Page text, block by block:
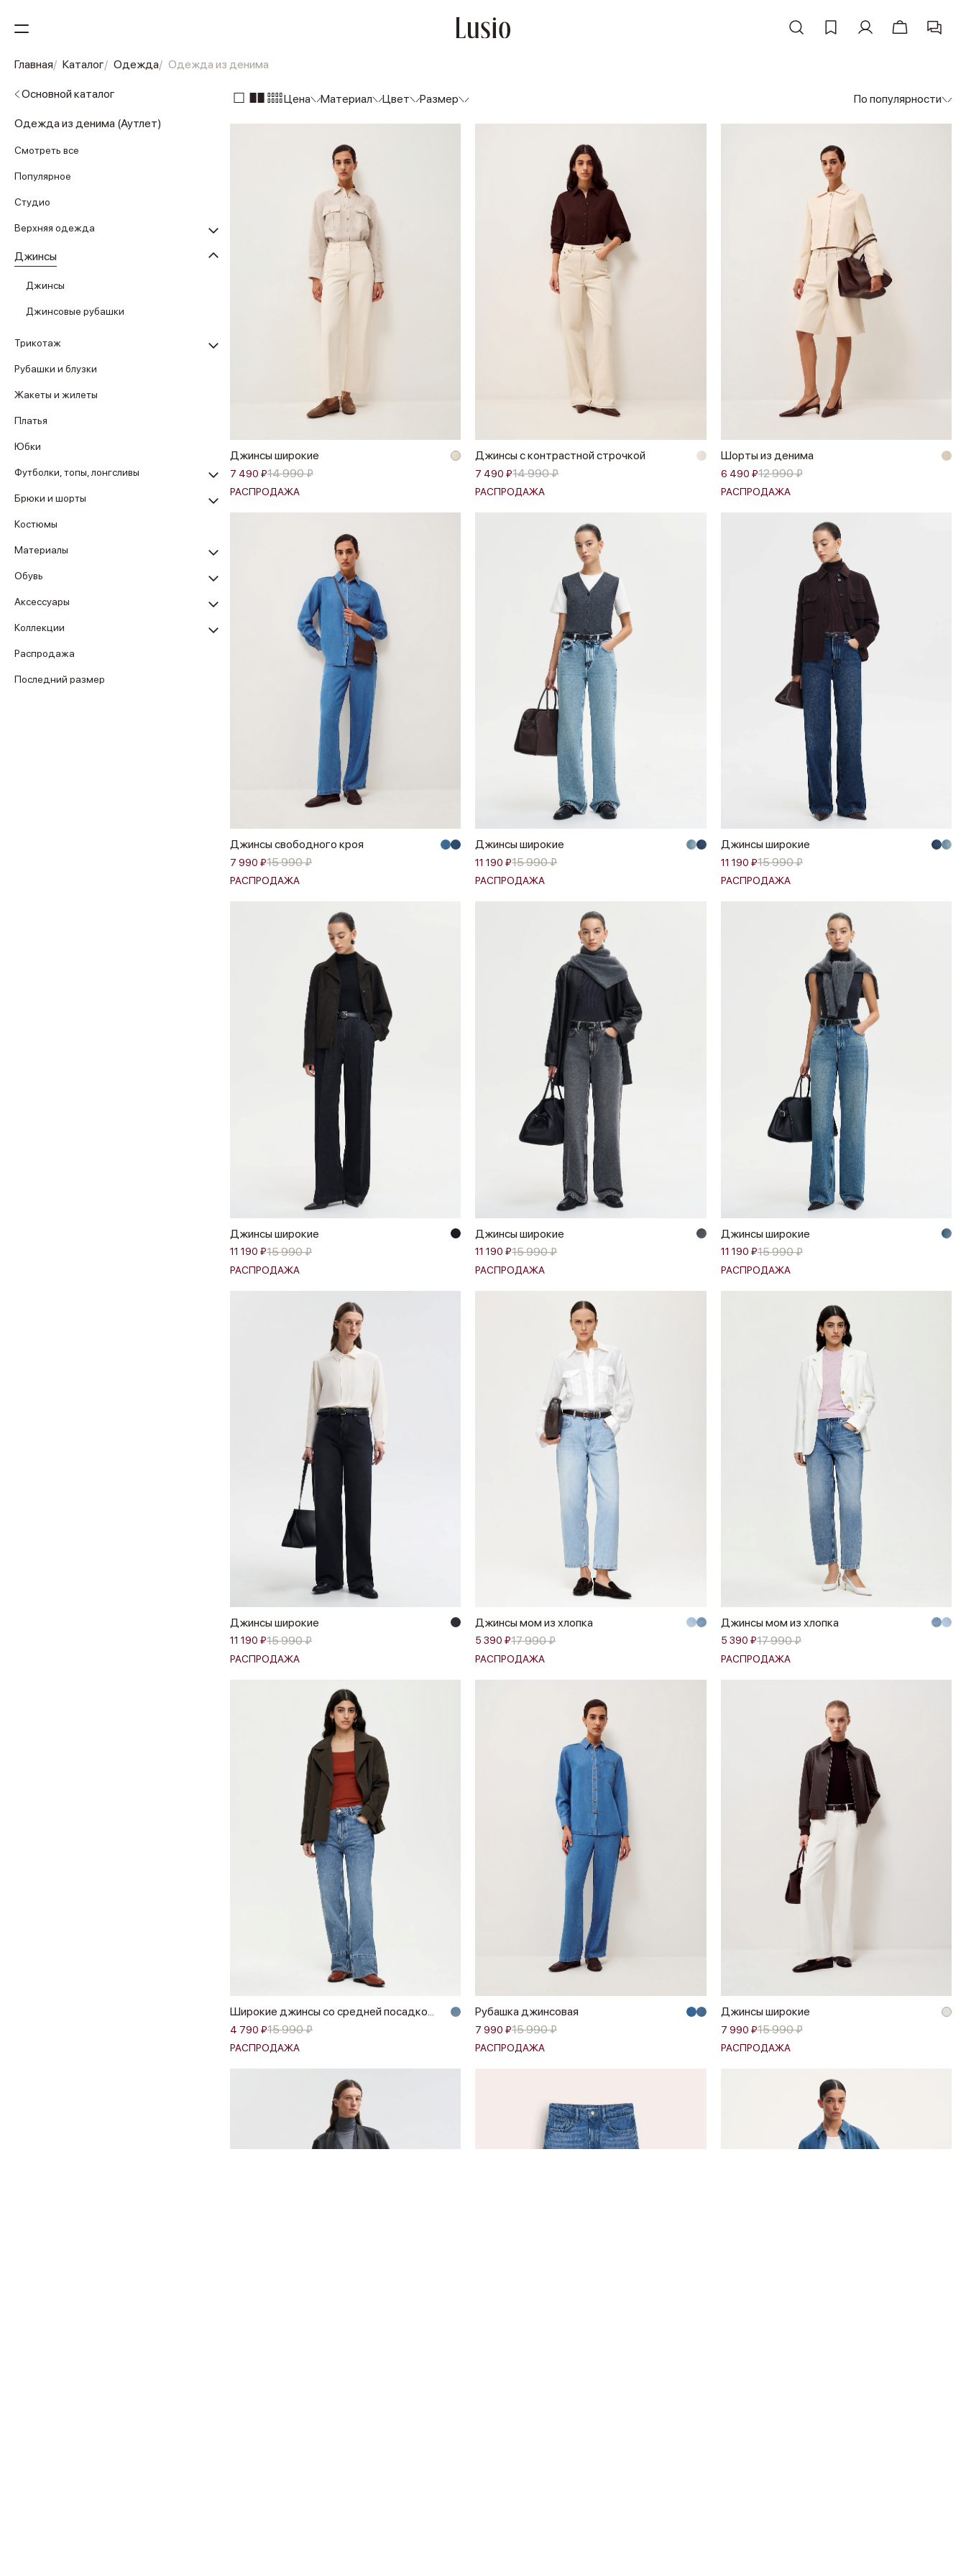
Главная Каталог Одежда Одежда из денима
Основной каталог
Одежда из денима (Аутлет)
Смотреть все
Популярное
Студио
Верхняя одежда
Джинсы
Джинсы
Джинсовые рубашки
Трикотаж
Рубашки и блузки
Жакеты и жилеты
Платья
Юбки
Футболки, топы, лонгсливы
Брюки и шорты
Костюмы
Материалы
Обувь
Аксессуары
Коллекции
Распродажа
Последний размер
Цена Материал Цвет Размер По популярности
Джинсы широкие
7 490 ₽14 990 ₽
РАСПРОДАЖА
Джинсы с контрастной строчкой
7 490 ₽14 990 ₽
РАСПРОДАЖА
Шорты из денима
6 490 ₽12 990 ₽
РАСПРОДАЖА
Джинсы свободного кроя
7 990 ₽15 990 ₽
РАСПРОДАЖА
Джинсы широкие
11 190 ₽15 990 ₽
РАСПРОДАЖА
Джинсы широкие
11 190 ₽15 990 ₽
РАСПРОДАЖА
Джинсы широкие
11 190 ₽15 990 ₽
РАСПРОДАЖА
Джинсы широкие
11 190 ₽15 990 ₽
РАСПРОДАЖА
Джинсы широкие
11 190 ₽15 990 ₽
РАСПРОДАЖА
Джинсы широкие
11 190 ₽15 990 ₽
РАСПРОДАЖА
Джинсы мом из хлопка
5 390 ₽17 990 ₽
РАСПРОДАЖА
Джинсы мом из хлопка
5 390 ₽17 990 ₽
РАСПРОДАЖА
Широкие джинсы со средней посадко...
4 790 ₽15 990 ₽
РАСПРОДАЖА
Рубашка джинсовая
7 990 ₽15 990 ₽
РАСПРОДАЖА
Джинсы широкие
7 990 ₽15 990 ₽
РАСПРОДАЖА